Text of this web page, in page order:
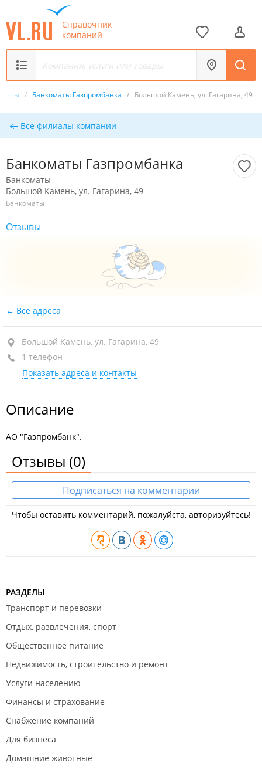
Справочник
компаний
/ Банкоматы Газпромбанка / Большой Камень, ул. Гагарина, 49
Все филиалы компании
Банкоматы Газпромбанка
Банкоматы
Большой Камень, ул. Гагарина, 49
Банкоматы
Отзывы
Все адреса
Большой Камень, ул. Гагарина, 49
1 телефон
Показать адреса и контакты
Описание
АО "Газпромбанк".
Отзывы (0)
Подписаться на комментарии
Чтобы оставить комментарий, пожалуйста, авторизуйтесь!
РАЗДЕЛЫ
Транспорт и перевозки
Отдых, развлечения, спорт
Общественное питание
Недвижимость, строительство и ремонт
Услуги населению
Финансы и страхование
Снабжение компаний
Для бизнеса
Домашние животные